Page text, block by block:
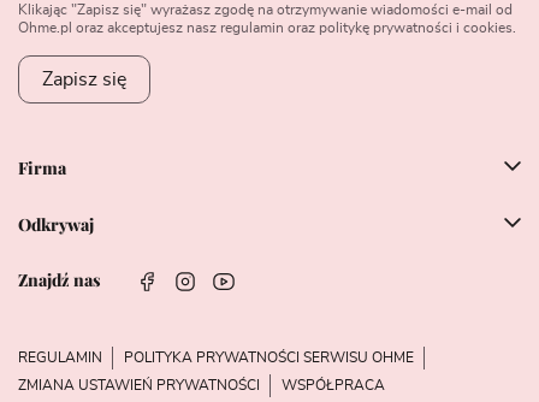
Firma
Odkrywaj
Znajdź nas
Klikając "Zapisz się" wyrażasz zgodę na otrzymywanie wiadomości e-mail od
Ohme.pl oraz akceptujesz nasz regulamin oraz politykę prywatności i cookies.
Zapisz się
REGULAMIN
POLITYKA PRYWATNOŚCI SERWISU OHME
ZMIANA USTAWIEŃ PRYWATNOŚCI
WSPÓŁPRACA